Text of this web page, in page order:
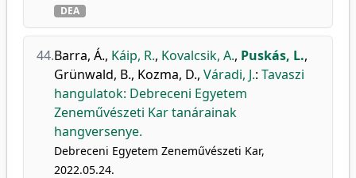
DEA
44.Barra, Á., Káip, R., Kovalcsik, A., Puskás, L.,
Grünwald, B., Kozma, D., Váradi, J.: Tavaszi
hangulatok: Debreceni Egyetem
Zeneművészeti Kar tanárainak
hangversenye.
Debreceni Egyetem Zeneművészeti Kar,
2022.05.24.